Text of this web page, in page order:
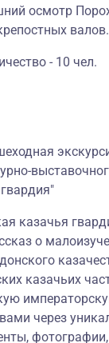
осмотр
валов.
- 10 чел.
казачья
о
казачьих
через